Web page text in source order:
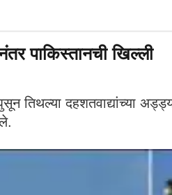
पाकिस्तानची खिल्ली
तिथल्या दहशतवाद्यांच्या